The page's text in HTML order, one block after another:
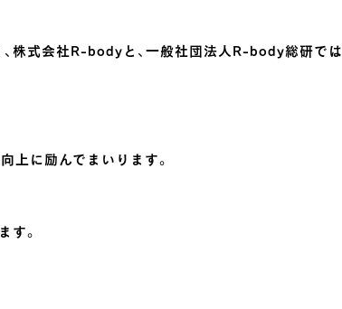
株式会社R-bodyと、一般社団法人R-body総研では
上に励んでまいります。
す。